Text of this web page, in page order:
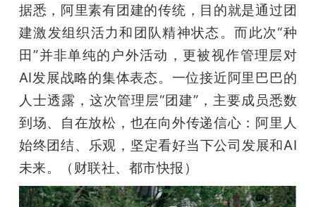
据悉，阿里素有团建的传统，目的就是通过团
建激发组织活力和团队精神状态。而此次“种
田”并非单纯的户外活动，更被视作管理层对
AI发展战略的集体表态。一位接近阿里巴巴的
人士透露，这次管理层“团建”，主要成员悉数
到场、自在放松，也在向外传递信心：阿里人
始终团结、乐观，坚定看好当下公司发展和AI
未来。（财联社、都市快报）